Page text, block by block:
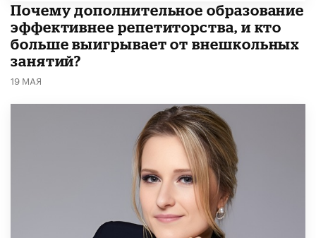
​Почему дополнительное образование
эффективнее репетиторства, и кто
больше выигрывает от внешкольных
занятий?
19 МАЯ